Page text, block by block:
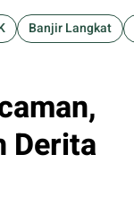
Banjir Langkat
Derita